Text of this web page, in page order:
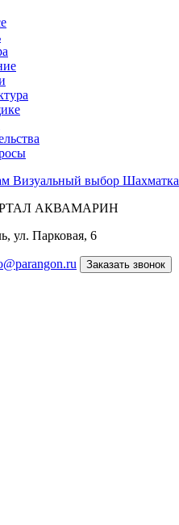
Визуальный выбор Шахматка
АКВАМАРИН
ул. Парковая, 6
Заказать звонок